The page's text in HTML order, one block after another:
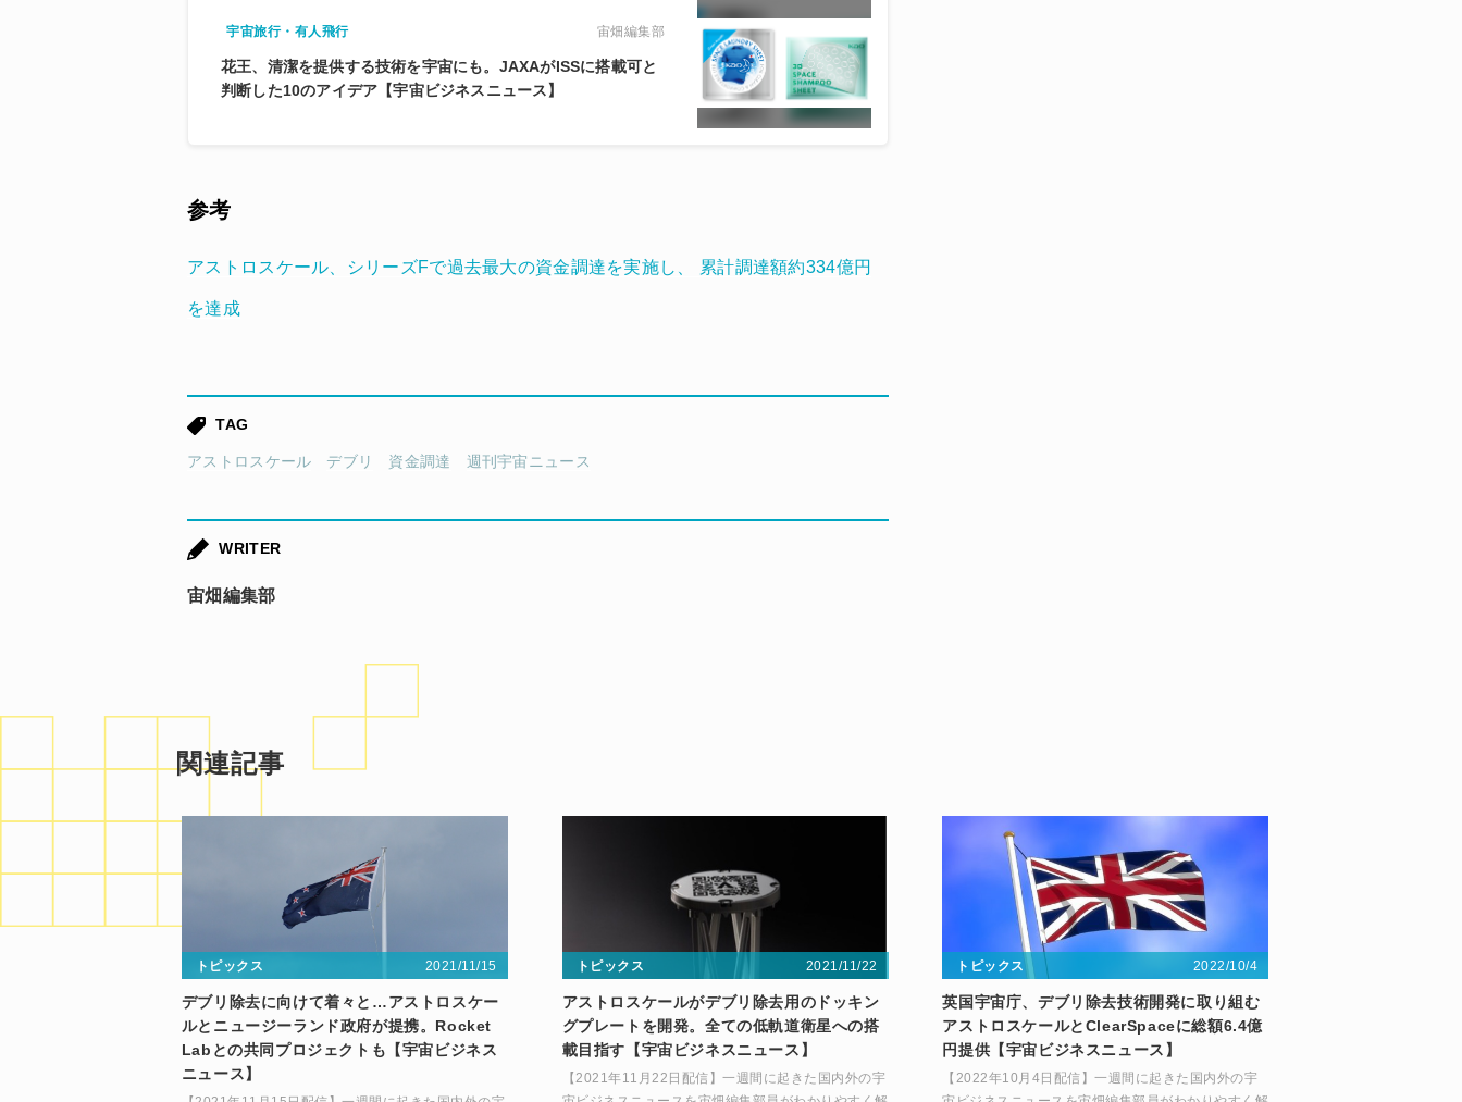
宇宙旅行・有人飛行 宙畑編集部
花王、清潔を提供する技術を宇宙にも。JAXAがISSに搭載可と
判断した10のアイデア【宇宙ビジネスニュース】
参考
アストロスケール、シリーズFで過去最大の資金調達を実施し、 累計調達額約334億円
を達成
TAG
アストロスケール デブリ 資金調達 週刊宇宙ニュース
WRITER
宙畑編集部
関連記事
トピックス 2021/11/15
デブリ除去に向けて着々と…アストロスケー
ルとニュージーランド政府が提携。Rocket
Labとの共同プロジェクトも【宇宙ビジネス
ニュース】
トピックス 2021/11/22
アストロスケールがデブリ除去用のドッキン
グプレートを開発。全ての低軌道衛星への搭
載目指す【宇宙ビジネスニュース】
【2021年11月22日配信】一週間に起きた国内外の宇
トピックス 2022/10/4
英国宇宙庁、デブリ除去技術開発に取り組む
アストロスケールとClearSpaceに総額6.4億
円提供【宇宙ビジネスニュース】
【2022年10月4日配信】一週間に起きた国内外の宇